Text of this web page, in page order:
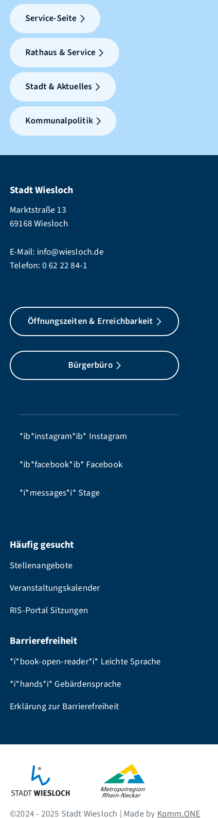
Service-Seite
Rathaus & Service
Stadt & Aktuelles
Kommunalpolitik
Stadt Wiesloch
Marktstraße 13
69168 Wiesloch
E-Mail: info@wiesloch.de
Telefon: 0 62 22 84-1
Öffnungszeiten & Erreichbarkeit
Bürgerbüro
*ib*instagram*ib* Instagram
*ib*facebook*ib* Facebook
*i*messages*i* Stage
Häufig gesucht
Stellenangebote
Veranstaltungskalender
RIS-Portal Sitzungen
Barrierefreiheit
*i*book-open-reader*i* Leichte Sprache
*i*hands*i* Gebärdensprache
Erklärung zur Barrierefreiheit
©2024 - 2025 Stadt Wiesloch | Made by Komm.ONE